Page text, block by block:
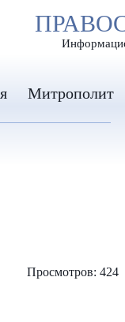
ШРИФТА
Митрополит
Просмотров: 424